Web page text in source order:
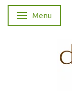
SkifteMenu